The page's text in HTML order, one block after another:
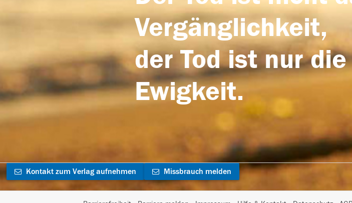
Vergänglichkeit,
der Tod ist nur
Ewigkeit.
Kontakt zum Verlag aufnehmen Missbrauch melden